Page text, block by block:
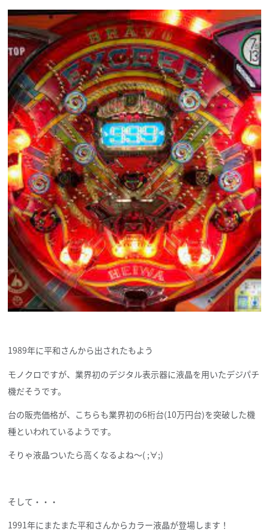
1989年に平和さんから出されたもよう
モノクロですが、業界初のデジタル表示器に液晶を用いたデジパチ
機だそうです。
台の販売価格が、こちらも業界初の6桁台(10万円台)を突破した機
種といわれているようです。
そりゃ液晶ついたら高くなるよね～( ;∀;)
そして・・・
1991年にまたまた平和さんからカラー液晶が登場します！